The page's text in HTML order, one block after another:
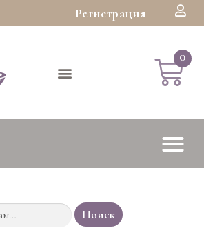
Регистрация
Поиск